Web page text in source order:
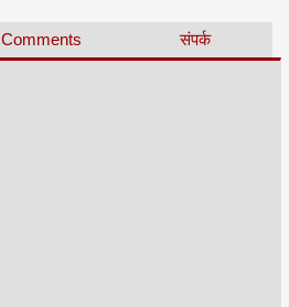
Comments संपर्क